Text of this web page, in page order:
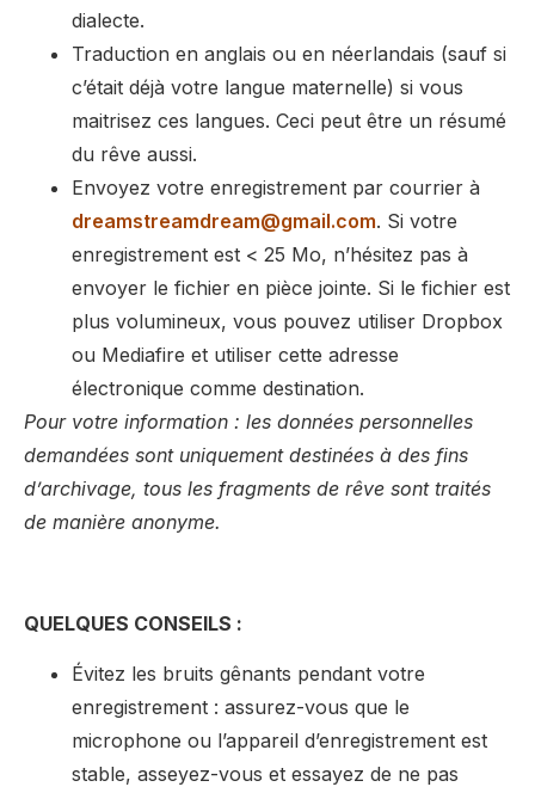
dialecte.
Traduction en anglais ou en néerlandais (sauf si
c’était déjà votre langue maternelle) si vous
maitrisez ces langues. Ceci peut être un résumé
du rêve aussi.
Envoyez votre enregistrement par courrier à
dreamstreamdream@gmail.com. Si votre
enregistrement est < 25 Mo, n’hésitez pas à
envoyer le fichier en pièce jointe. Si le fichier est
plus volumineux, vous pouvez utiliser Dropbox
ou Mediafire et utiliser cette adresse
électronique comme destination.
Pour votre information : les données personnelles
demandées sont uniquement destinées à des fins
d’archivage, tous les fragments de rêve sont traités
de manière anonyme.
QUELQUES CONSEILS :
Évitez les bruits gênants pendant votre
enregistrement : assurez-vous que le
microphone ou l’appareil d’enregistrement est
stable, asseyez-vous et essayez de ne pas